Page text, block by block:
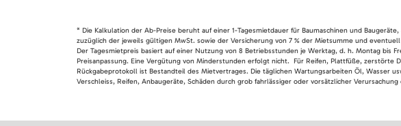
* Die Kalkulation der Ab-Preise beruht auf einer 1-Tagesmietdauer für Baumaschinen und
zuzüglich der jeweils gültigen MwSt. sowie der Versicherung von 7 % der Mietsumme und
Der Tagesmietpreis basiert auf einer Nutzung von 8 Betriebsstunden je Werktag, d. h. Montag
Preisanpassung. Eine Vergütung von Minderstunden erfolgt nicht. Für Reifen, Plattfüße,
Rückgabeprotokoll ist Bestandteil des Mietvertrages. Die täglichen Wartungsarbeiten Öl, Wasser
Verschleiss, Reifen, Anbaugeräte, Schäden durch grob fahrlässiger oder vorsätzlicher Verursachung